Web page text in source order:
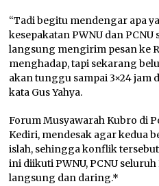
“Tadi begitu mendengar apa
kesepakatan PWNU dan
langsung mengirim pesan ke
menghadap, tapi sekarang
akan tunggu sampai 3×24 jam
kata Gus Yahya.
Forum Musyawarah Kubro di
Kediri, mendesak agar kedua
islah, sehingga konflik
ini diikuti PWNU, PCNU
langsung dan daring.*